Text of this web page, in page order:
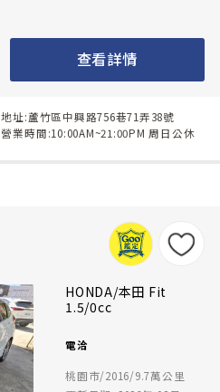
查看詳情
地址:蘆竹區中興路756巷71弄38號
營業時間:10:00AM~21:00PM 周日公休
HONDA/本田 Fit
1.5/0cc
電洽
桃園市/2016/9.7萬公里